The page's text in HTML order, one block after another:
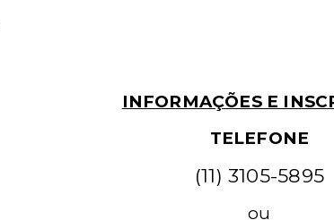
INFORMAÇÕES E
TELEFONE
(11) 3105-5895
ou